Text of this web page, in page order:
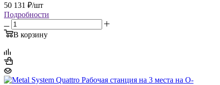
50 131 ₽/шт
Подробности
В корзину